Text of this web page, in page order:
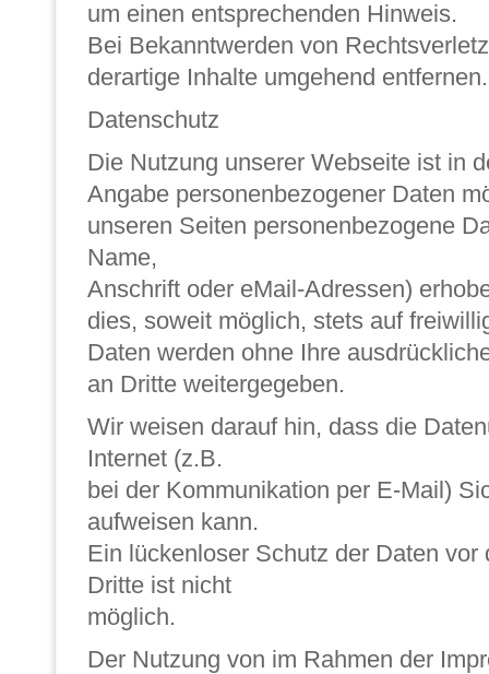
um einen entsprechenden Hinweis.
Bei Bekanntwerden von
derartige Inhalte umgehend entfernen.
Datenschutz
Die Nutzung unserer Webseite ist in
Angabe personenbezogener Daten
unseren Seiten personenbezogene
Name,
Anschrift oder eMail-Adressen)
dies, soweit möglich, stets auf
Daten werden ohne Ihre
an Dritte weitergegeben.
Wir weisen darauf hin, dass die
Internet (z.B.
bei der Kommunikation per E-Mail)
aufweisen kann.
Ein lückenloser Schutz der Daten vor
Dritte ist nicht
möglich.
Der Nutzung von im Rahmen der